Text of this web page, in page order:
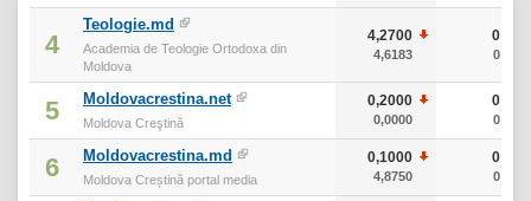
4
Teologie.md
Academia de Teologie Ortodoxa din
Moldova
4,2700
4,6183
0
0
5 Moldovacrestina.net
Moldova Creştină
0,2000
0,0000
0
0
6 Moldovacrestina.md
Moldova Creștină portal media
0,1000
4,8750
0
0